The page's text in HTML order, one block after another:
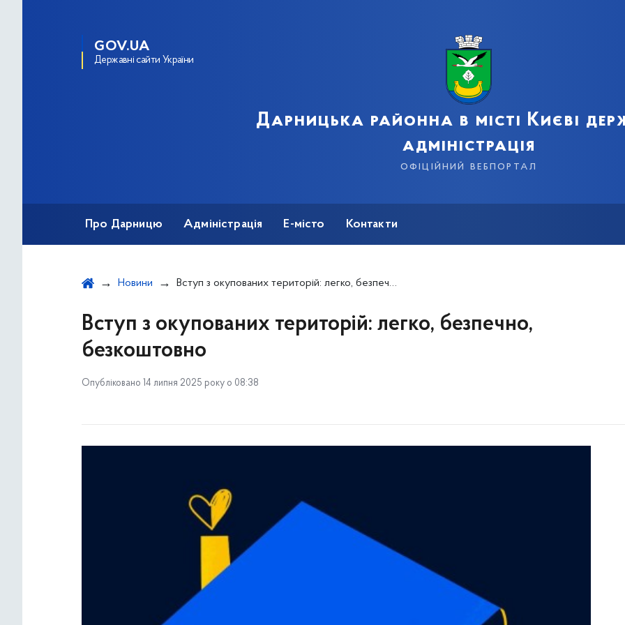
GOV.UA
Державні сайти України
Дарницька районна в місті Києві
адміністрація
офіційний вебпортал
Про Дарницю Адміністрація Е-місто Контакти
Новини Вступ з окупованих територій: легко, безпечно, безкоштовно
Вступ з окупованих територій: легко, безпечно,
безкоштовно
Опубліковано 14 липня 2025 року о 08:38